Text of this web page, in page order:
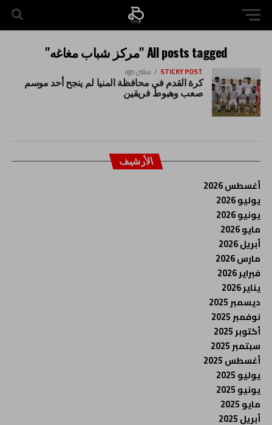
All posts tagged "مركز شباب مغاغه"
STICKY POST سنتين ago
كرة القدم في محافظة المنيا لم ينجح أحد موسم
صعب وهبوط فريقين
الأرشيف
أغسطس 2026
يوليو 2026
يونيو 2026
مايو 2026
أبريل 2026
مارس 2026
فبراير 2026
يناير 2026
ديسمبر 2025
نوفمبر 2025
أكتوبر 2025
سبتمبر 2025
أغسطس 2025
يوليو 2025
يونيو 2025
مايو 2025
أبريل 2025